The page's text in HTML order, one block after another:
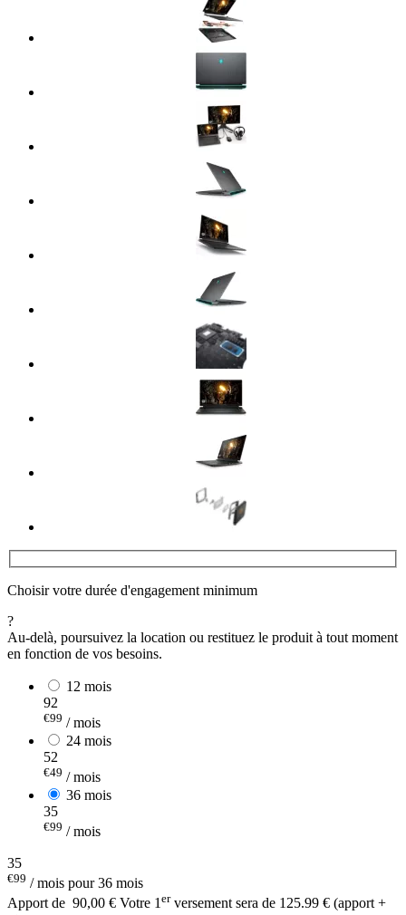
Choisir votre durée d'engagement minimum
?
Au-delà, poursuivez la location ou restituez le produit à tout moment
en fonction de vos besoins.
12 mois
92
€99 / mois
24 mois
52
€49 / mois
36 mois
35
€99 / mois
35
€99 / mois pour 36 mois
Apport de 90,00 € Votre 1 erversement sera de 125.99 € (apport +